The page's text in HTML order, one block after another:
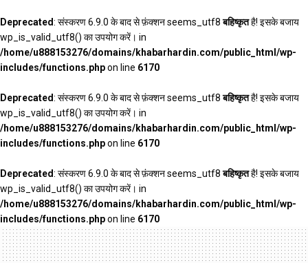
Deprecated: संस्करण 6.9.0 के बाद से फ़ंक्शन seems_utf8बहिष्कृतहै! इसके बजाय
wp_is_valid_utf8() का उपयोग करें। in
/home/u888153276/domains/khabarhardin.com/public_html/wp-
includes/functions.phpon line 6170
Deprecated: संस्करण 6.9.0 के बाद से फ़ंक्शन seems_utf8बहिष्कृतहै! इसके बजाय
wp_is_valid_utf8() का उपयोग करें। in
/home/u888153276/domains/khabarhardin.com/public_html/wp-
includes/functions.phpon line 6170
Deprecated: संस्करण 6.9.0 के बाद से फ़ंक्शन seems_utf8बहिष्कृतहै! इसके बजाय
wp_is_valid_utf8() का उपयोग करें। in
/home/u888153276/domains/khabarhardin.com/public_html/wp-
includes/functions.phpon line 6170